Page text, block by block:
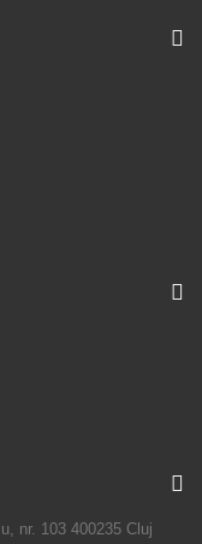
nr. 103 400235 Cluj